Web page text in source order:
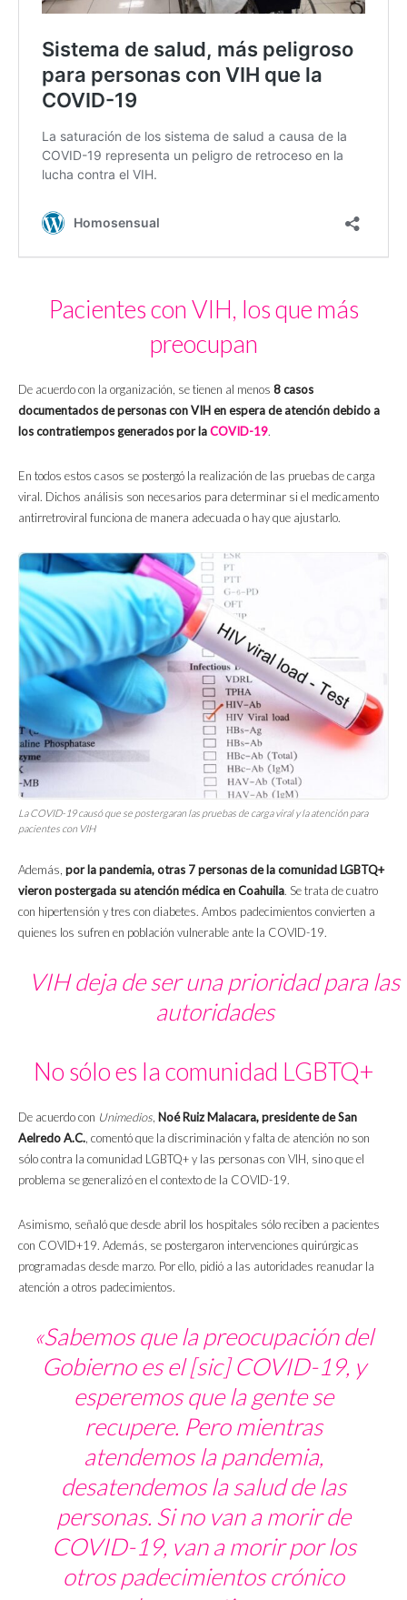
Pacientes con VIH, los que más
preocupan
De acuerdo con la organización, se tienen al menos 8 casos
documentados de personas con VIH en espera de atención debido a
los contratiempos generados por laCOVID-19.
En todos estos casos se postergó la realización de las pruebas de carga
viral. Dichos análisis son necesarios para determinar si el medicamento
antirretroviral funciona de manera adecuada o hay que ajustarlo.
La COVID-19 causó que se postergaran las pruebas de carga viral y la atención para
pacientes con VIH
Además, por la pandemia, otras 7 personas de la comunidad LGBTQ+
vieron postergada su atención médica en Coahuila. Se trata de cuatro
con hipertensión y tres con diabetes. Ambos padecimientos convierten a
quienes los sufren en población vulnerable ante la COVID-19.
VIH deja de ser una prioridad para las
autoridades
No sólo es la comunidad LGBTQ+
De acuerdo con Unimedios Noé Ruiz Malacara, presidente de San
Aelredo A.C. , comentó que la discriminación y falta de atención no son
sólo contra la comunidad LGBTQ+ y las personas con VIH, sino que el
problema se generalizó en el contexto de la COVID-19.
Asimismo, señaló que desde abril los hospitales sólo reciben a pacientes
con COVID+19. Además, se postergaron intervenciones quirúrgicas
programadas desde marzo. Por ello, pidió a las autoridades reanudar la
atención a otros padecimientos.
«Sabemos que la preocupación del
Gobierno es el[sic]COVID-19, y
esperemos que la gente se
recupere. Pero mientras
atendemos la pandemia,
desatendemos la salud de las
personas. Si no van a morir de
COVID-19, van a morir por los
otros padecimientos crónico